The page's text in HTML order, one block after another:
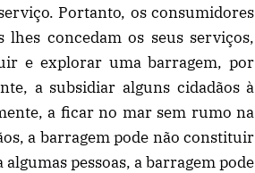
Portanto, os consumidores
concedam os seus serviços,
e explorar uma barragem, por
a subsidiar alguns cidadãos à
a ficar no mar sem rumo na
a barragem pode não constituir
pessoas, a barragem pode